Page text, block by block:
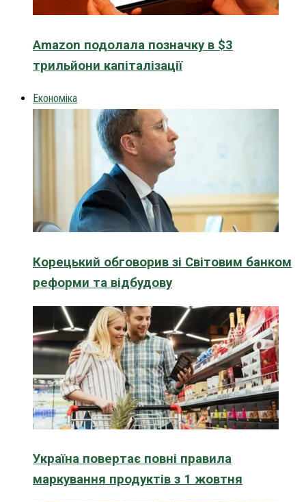
Amazon подолала позначку в $3
трильйони капіталізації
Економіка
Корецький обговорив зі Світовим банком
реформи та відбудову
Україна повертає повні правила
маркування продуктів з 1 жовтня